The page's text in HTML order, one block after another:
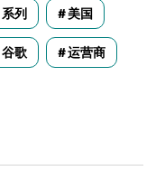
系列 美国
谷歌 运营商